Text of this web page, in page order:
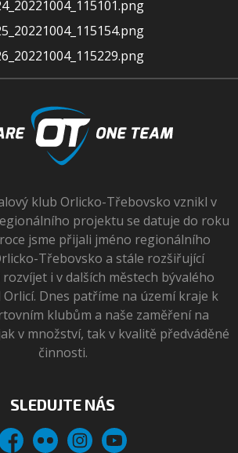
klub Orlicko-Třebovsko vznikl v
projektu se datuje do roku
jsme přijali jméno regionálního
Třebovsko a stále rozšiřující
i v dalších městech bývalého
Dnes patříme na území kraje k
klubům a naše zaměření na
v množství, tak v kvalitě předváděné
činnosti.
SLEDUJTE NÁS
Flickr Instagram
YouTube